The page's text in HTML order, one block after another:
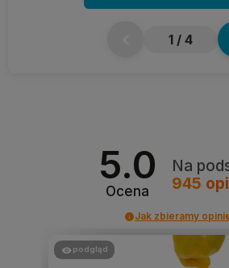
1 / 4
5.0
Ocena
Na
945
Jak zbieramy
podgląd